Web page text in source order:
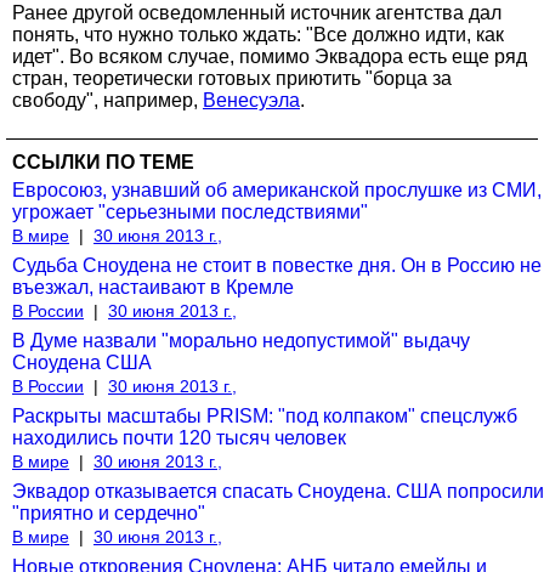
Ранее другой осведомленный источник агентства дал
понять, что нужно только ждать: "Все должно идти, как
идет". Во всяком случае, помимо Эквадора есть еще ряд
стран, теоретически готовых приютить "борца за
свободу", например, Венесуэла.
ССЫЛКИ ПО ТЕМЕ
Евросоюз, узнавший об американской прослушке из СМИ,
угрожает "серьезными последствиями"
В мире | 30 июня 2013 г.,
Судьба Сноудена не стоит в повестке дня. Он в Россию не
въезжал, настаивают в Кремле
В России | 30 июня 2013 г.,
В Думе назвали "морально недопустимой" выдачу
Сноудена США
В России | 30 июня 2013 г.,
Раскрыты масштабы PRISM: "под колпаком" спецслужб
находились почти 120 тысяч человек
В мире | 30 июня 2013 г.,
Эквадор отказывается спасать Сноудена. США попросили
"приятно и сердечно"
В мире | 30 июня 2013 г.,
Новые откровения Сноудена: АНБ читало емейлы и